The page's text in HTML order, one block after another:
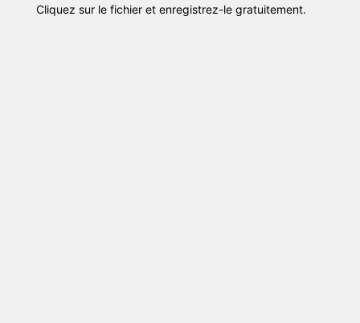
Cliquez sur le fichier et enregistrez-le gratuitement.